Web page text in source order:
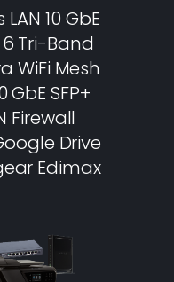
10 GbE
6 Tri-Band
WiFi Mesh
SFP+
Firewall
Drive
Edimax